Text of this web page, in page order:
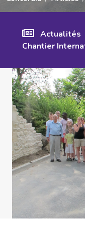
Actualités
Chantier